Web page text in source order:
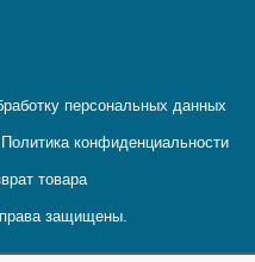
защищены.
персональных данных
Политика конфиденциальности
товара